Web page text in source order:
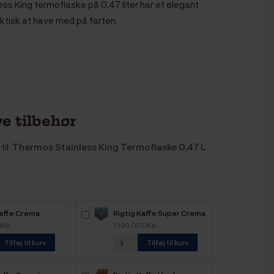
King termoflaske på 0,47 liter har et elegant
at have med på farten.
tilbehør
Thermos Stainless King Termoflaske 0,47 L
Crema
Hele
Tilføj til kurv
Rigtig Kaffe Super Crema
6kg Hele kaffebønner
1.199,00 DKK
Tilføj til kurv